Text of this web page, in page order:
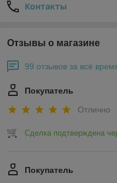
Контакты
Отзывы о магазине
99 отзывов за всё
Покупатель
Отлично
Сделка подтверждена
Покупатель